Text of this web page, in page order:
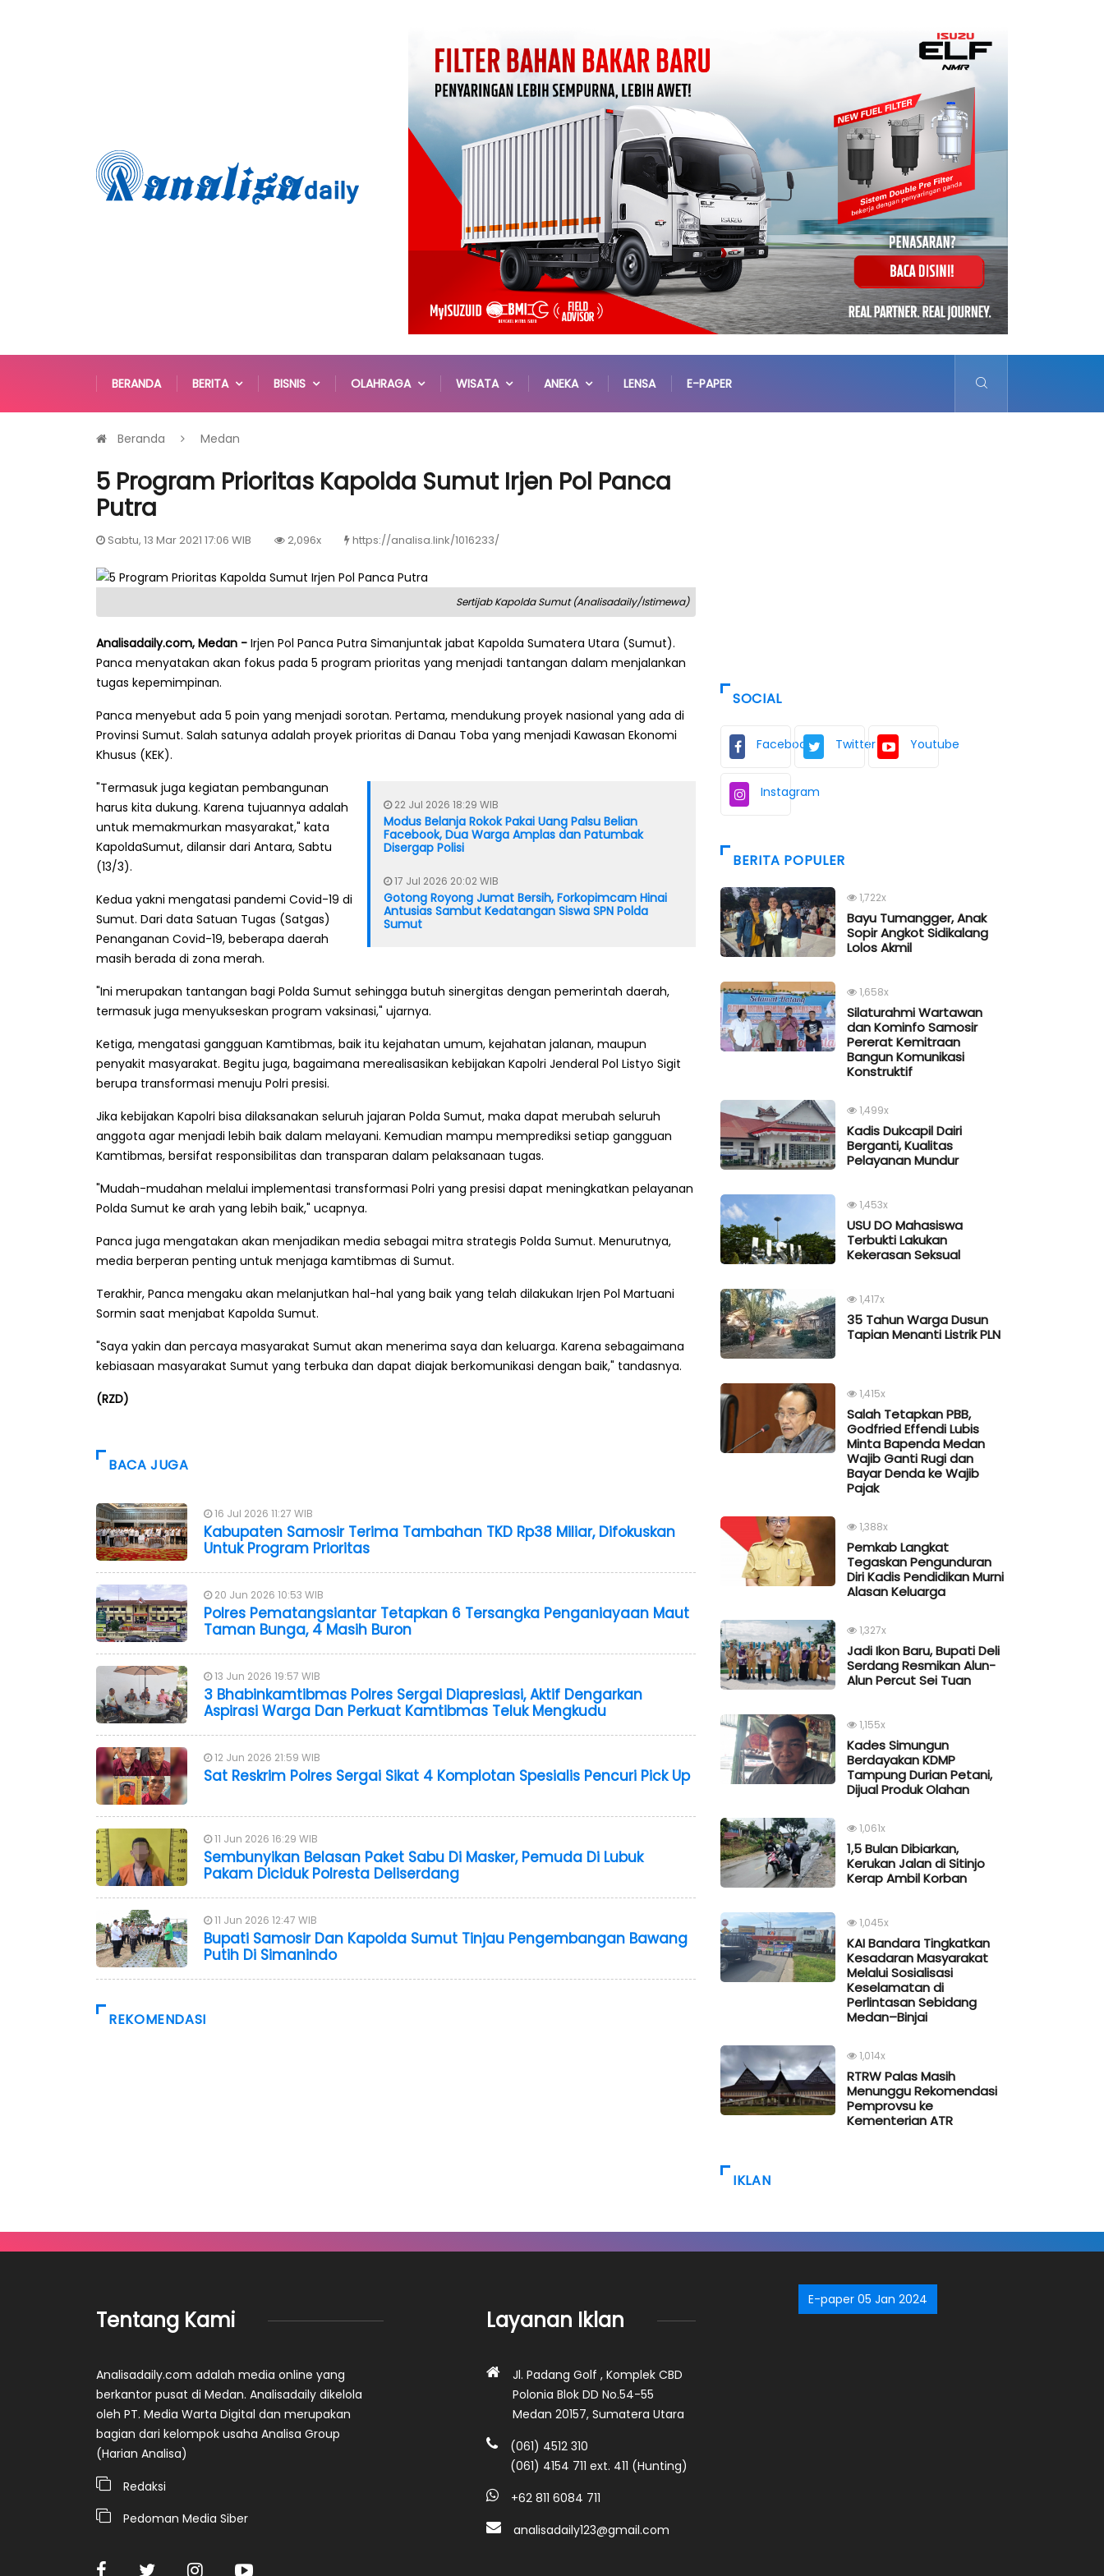
BERANDA BERITA BISNIS OLAHRAGA WISATA ANEKA LENSA E-PAPER
Beranda Medan
5 Program Prioritas Kapolda Sumut Irjen Pol Panca
Putra
Sabtu, 13 Mar 2021 17:06 WIB 2,096x https://analisa.link/1016233/
Sertijab Kapolda Sumut (Analisadaily/Istimewa)
Analisadaily.com, Medan - Irjen Pol Panca Putra Simanjuntak jabat Kapolda Sumatera Utara (Sumut).
Panca menyatakan akan fokus pada 5 program prioritas yang menjadi tantangan dalam menjalankan
tugas kepemimpinan.
Panca menyebut ada 5 poin yang menjadi sorotan. Pertama, mendukung proyek nasional yang ada di
Provinsi Sumut. Salah satunya adalah proyek prioritas di Danau Toba yang menjadi Kawasan Ekonomi
Khusus (KEK).
22 Jul 2026 18:29 WIB
Modus Belanja Rokok Pakai Uang Palsu Belian
Facebook, Dua Warga Amplas dan Patumbak
Disergap Polisi
17 Jul 2026 20:02 WIB
Gotong Royong Jumat Bersih, Forkopimcam Hinai
Antusias Sambut Kedatangan Siswa SPN Polda
Sumut
"Termasuk juga kegiatan pembangunan
harus kita dukung. Karena tujuannya adalah
untuk memakmurkan masyarakat," kata
KapoldaSumut, dilansir dari Antara, Sabtu
(13/3).
Kedua yakni mengatasi pandemi Covid-19 di
Sumut. Dari data Satuan Tugas (Satgas)
Penanganan Covid-19, beberapa daerah
masih berada di zona merah.
"Ini merupakan tantangan bagi Polda Sumut sehingga butuh sinergitas dengan pemerintah daerah,
termasuk juga menyukseskan program vaksinasi," ujarnya.
Ketiga, mengatasi gangguan Kamtibmas, baik itu kejahatan umum, kejahatan jalanan, maupun
penyakit masyarakat. Begitu juga, bagaimana merealisasikan kebijakan Kapolri Jenderal Pol Listyo Sigit
berupa transformasi menuju Polri presisi.
Jika kebijakan Kapolri bisa dilaksanakan seluruh jajaran Polda Sumut, maka dapat merubah seluruh
anggota agar menjadi lebih baik dalam melayani. Kemudian mampu memprediksi setiap gangguan
Kamtibmas, bersifat responsibilitas dan transparan dalam pelaksanaan tugas.
"Mudah-mudahan melalui implementasi transformasi Polri yang presisi dapat meningkatkan pelayanan
Polda Sumut ke arah yang lebih baik," ucapnya.
Panca juga mengatakan akan menjadikan media sebagai mitra strategis Polda Sumut. Menurutnya,
media berperan penting untuk menjaga kamtibmas di Sumut.
Terakhir, Panca mengaku akan melanjutkan hal-hal yang baik yang telah dilakukan Irjen Pol Martuani
Sormin saat menjabat Kapolda Sumut.
"Saya yakin dan percaya masyarakat Sumut akan menerima saya dan keluarga. Karena sebagaimana
kebiasaan masyarakat Sumut yang terbuka dan dapat diajak berkomunikasi dengan baik," tandasnya.
(RZD)
BACA JUGA
16 Jul 2026 11:27 WIB
Kabupaten Samosir Terima Tambahan TKD Rp38 Miliar, Difokuskan
Untuk Program Prioritas
20 Jun 2026 10:53 WIB
Polres Pematangsiantar Tetapkan 6 Tersangka Penganiayaan Maut
Taman Bunga, 4 Masih Buron
13 Jun 2026 19:57 WIB
3 Bhabinkamtibmas Polres Sergai Diapresiasi, Aktif Dengarkan
Aspirasi Warga Dan Perkuat Kamtibmas Teluk Mengkudu
12 Jun 2026 21:59 WIB
Sat Reskrim Polres Sergai Sikat 4 Komplotan Spesialis Pencuri Pick Up
11 Jun 2026 16:29 WIB
Sembunyikan Belasan Paket Sabu Di Masker, Pemuda Di Lubuk
Pakam Diciduk Polresta Deliserdang
11 Jun 2026 12:47 WIB
Bupati Samosir Dan Kapolda Sumut Tinjau Pengembangan Bawang
Putih Di Simanindo
REKOMENDASI
SOCIAL
Facebook Twitter Youtube
Instagram
BERITA POPULER
1,722x
Bayu Tumangger, Anak
Sopir Angkot Sidikalang
Lolos Akmil
1,658x
Silaturahmi Wartawan
dan Kominfo Samosir
Pererat Kemitraan
Bangun Komunikasi
Konstruktif
1,499x
Kadis Dukcapil Dairi
Berganti, Kualitas
Pelayanan Mundur
1,453x
USU DO Mahasiswa
Terbukti Lakukan
Kekerasan Seksual
1,417x
35 Tahun Warga Dusun
Tapian Menanti Listrik PLN
1,415x
Salah Tetapkan PBB,
Godfried Effendi Lubis
Minta Bapenda Medan
Wajib Ganti Rugi dan
Bayar Denda ke Wajib
Pajak
1,388x
Pemkab Langkat
Tegaskan Pengunduran
Diri Kadis Pendidikan Murni
Alasan Keluarga
1,327x
Jadi Ikon Baru, Bupati Deli
Serdang Resmikan Alun-
Alun Percut Sei Tuan
1,155x
Kades Simungun
Berdayakan KDMP
Tampung Durian Petani,
Dijual Produk Olahan
1,061x
1,5 Bulan Dibiarkan,
Kerukan Jalan di Sitinjo
Kerap Ambil Korban
1,045x
KAI Bandara Tingkatkan
Kesadaran Masyarakat
Melalui Sosialisasi
Keselamatan di
Perlintasan Sebidang
Medan–Binjai
1,014x
RTRW Palas Masih
Menunggu Rekomendasi
Pemprovsu ke
Kementerian ATR
IKLAN
Tentang Kami
Analisadaily.com adalah media online yang
berkantor pusat di Medan. Analisadaily dikelola
oleh PT. Media Warta Digital dan merupakan
bagian dari kelompok usaha Analisa Group
(Harian Analisa)
Redaksi
Pedoman Media Siber
Layanan Iklan
Jl. Padang Golf , Komplek CBD
Polonia Blok DD No.54-55
Medan 20157, Sumatera Utara
(061) 4512 310
(061) 4154 711 ext. 411 (Hunting)
+62 811 6084 711
analisadaily123@gmail.com
E-paper 05 Jan 2024